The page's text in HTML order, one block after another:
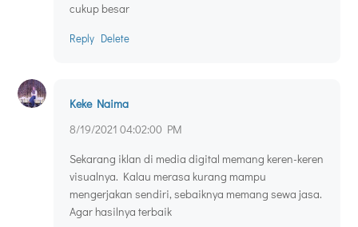
cukup besar
Reply Delete
Keke Naima
8/19/2021 04:02:00 PM
Sekarang iklan di media digital memang keren-keren
visualnya. Kalau merasa kurang mampu
mengerjakan sendiri, sebaiknya memang sewa jasa.
Agar hasilnya terbaik